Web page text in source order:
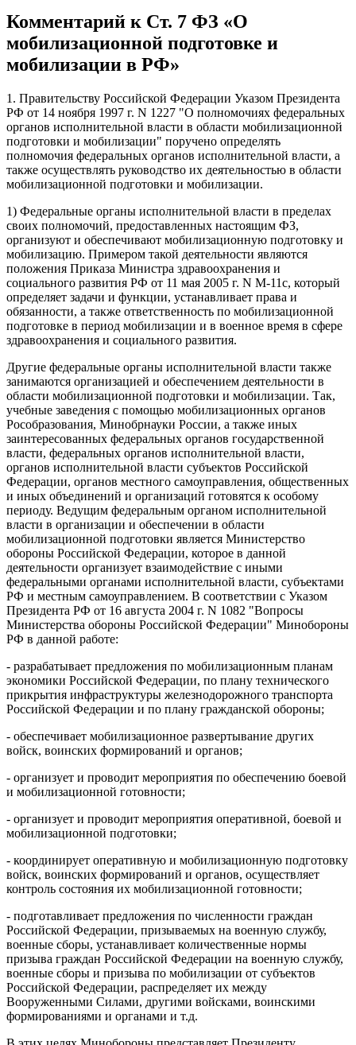
Комментарий к Ст. 7 ФЗ «О
мобилизационной подготовке и
мобилизации в РФ»
1. Правительству Российской Федерации Указом Президента
РФ от 14 ноября 1997 г. N 1227 "О полномочиях федеральных
органов исполнительной власти в области мобилизационной
подготовки и мобилизации" поручено определять
полномочия федеральных органов исполнительной власти, а
также осуществлять руководство их деятельностью в области
мобилизационной подготовки и мобилизации.
1) Федеральные органы исполнительной власти в пределах
своих полномочий, предоставленных настоящим ФЗ,
организуют и обеспечивают мобилизационную подготовку и
мобилизацию. Примером такой деятельности являются
положения Приказа Министра здравоохранения и
социального развития РФ от 11 мая 2005 г. N М-11с, который
определяет задачи и функции, устанавливает права и
обязанности, а также ответственность по мобилизационной
подготовке в период мобилизации и в военное время в сфере
здравоохранения и социального развития.
Другие федеральные органы исполнительной власти также
занимаются организацией и обеспечением деятельности в
области мобилизационной подготовки и мобилизации. Так,
учебные заведения с помощью мобилизационных органов
Рособразования, Минобрнауки России, а также иных
заинтересованных федеральных органов государственной
власти, федеральных органов исполнительной власти,
органов исполнительной власти субъектов Российской
Федерации, органов местного самоуправления, общественных
и иных объединений и организаций готовятся к особому
периоду. Ведущим федеральным органом исполнительной
власти в организации и обеспечении в области
мобилизационной подготовки является Министерство
обороны Российской Федерации, которое в данной
деятельности организует взаимодействие с иными
федеральными органами исполнительной власти, субъектами
РФ и местным самоуправлением. В соответствии с Указом
Президента РФ от 16 августа 2004 г. N 1082 "Вопросы
Министерства обороны Российской Федерации" Минобороны
РФ в данной работе:
- разрабатывает предложения по мобилизационным планам
экономики Российской Федерации, по плану технического
прикрытия инфраструктуры железнодорожного транспорта
Российской Федерации и по плану гражданской обороны;
- обеспечивает мобилизационное развертывание других
войск, воинских формирований и органов;
- организует и проводит мероприятия по обеспечению боевой
и мобилизационной готовности;
- организует и проводит мероприятия оперативной, боевой и
мобилизационной подготовки;
- координирует оперативную и мобилизационную подготовку
войск, воинских формирований и органов, осуществляет
контроль состояния их мобилизационной готовности;
- подготавливает предложения по численности граждан
Российской Федерации, призываемых на военную службу,
военные сборы, устанавливает количественные нормы
призыва граждан Российской Федерации на военную службу,
военные сборы и призыва по мобилизации от субъектов
Российской Федерации, распределяет их между
Вооруженными Силами, другими войсками, воинскими
формированиями и органами и т.д.